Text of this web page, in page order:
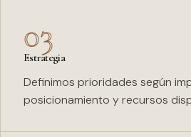
03
Estrategia
Definimos prioridades según
posicionamiento y recursos